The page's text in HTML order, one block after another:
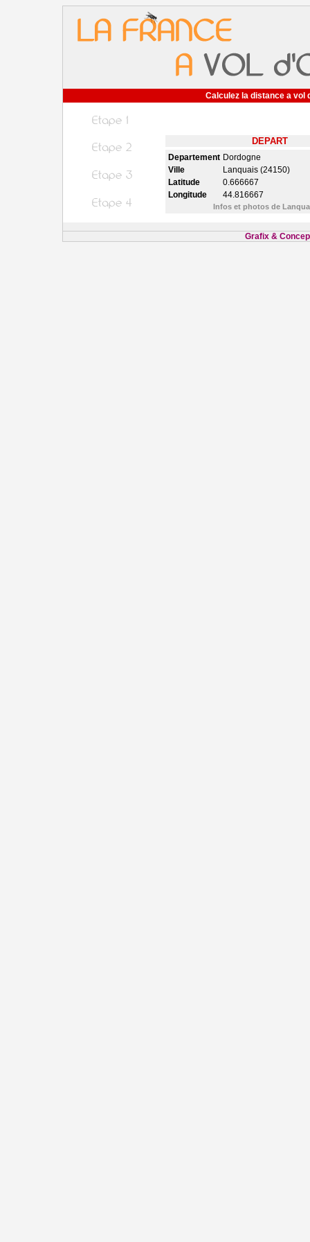
Calculez la distance a vol
DEPART
Departement Dordogne
Ville
Lanquais (24150)
Latitude
0.666667
Longitude
44.816667
Infos et photos de
Grafix &